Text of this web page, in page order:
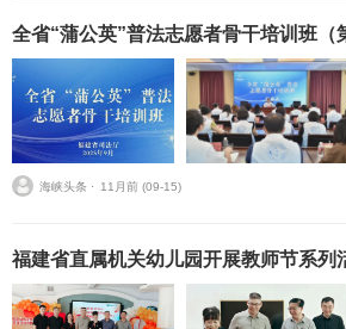
全省“蒲公英”普法志愿者骨干培训班（
海峡头条 ⋅ 11月前 (09-15)
福建省直属机关幼儿园开展教师节系列